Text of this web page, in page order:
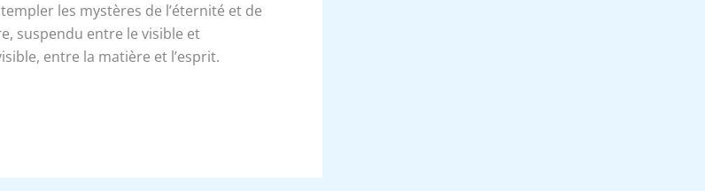
les mystères de l’éternité et de
suspendu entre le visible et
entre la matière et l’esprit.